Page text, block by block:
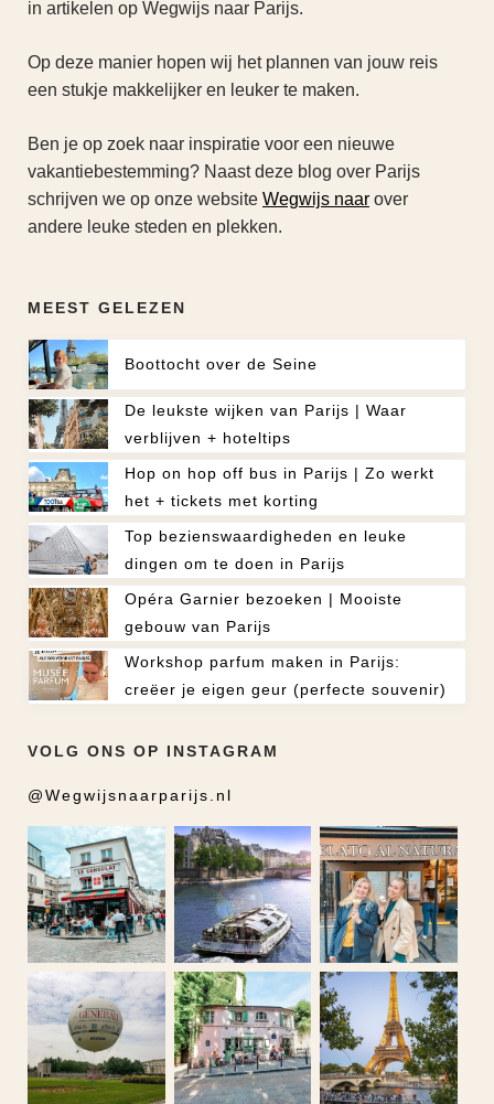
in artikelen op Wegwijs naar Parijs.
Op deze manier hopen wij het plannen van jouw reis
een stukje makkelijker en leuker te maken.
Ben je op zoek naar inspiratie voor een nieuwe
vakantiebestemming? Naast deze blog over Parijs
schrijven we op onze website Wegwijs naar over
andere leuke steden en plekken.
MEEST GELEZEN
Boottocht over de Seine
De leukste wijken van Parijs | Waar
verblijven + hoteltips
Hop on hop off bus in Parijs | Zo werkt
het + tickets met korting
Top bezienswaardigheden en leuke
dingen om te doen in Parijs
Opéra Garnier bezoeken | Mooiste
gebouw van Parijs
Workshop parfum maken in Parijs:
creëer je eigen geur (perfecte souvenir)
VOLG ONS OP INSTAGRAM
@Wegwijsnaarparijs.nl